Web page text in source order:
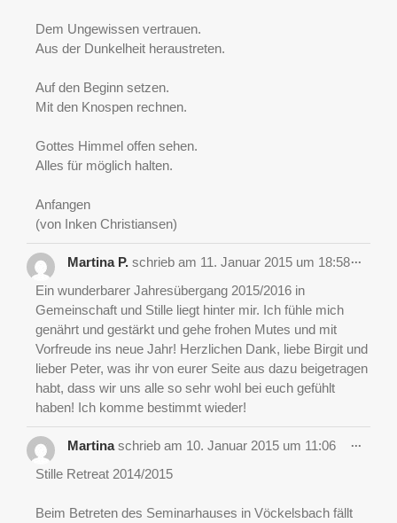
Dem Ungewissen vertrauen.
Aus der Dunkelheit heraustreten.
Auf den Beginn setzen.
Mit den Knospen rechnen.
Gottes Himmel offen sehen.
Alles für möglich halten.
Anfangen
(von Inken Christiansen)
Martina P. schrieb am 11. Januar 2015 um 18:58
Ein wunderbarer Jahresübergang 2015/2016 in
Gemeinschaft und Stille liegt hinter mir. Ich fühle mich
genährt und gestärkt und gehe frohen Mutes und mit
Vorfreude ins neue Jahr! Herzlichen Dank, liebe Birgit und
lieber Peter, was ihr von eurer Seite aus dazu beigetragen
habt, dass wir uns alle so sehr wohl bei euch gefühlt
haben! Ich komme bestimmt wieder!
...
Martina schrieb am 10. Januar 2015 um 11:06
Stille Retreat 2014/2015
Beim Betreten des Seminarhauses in Vöckelsbach fällt
...